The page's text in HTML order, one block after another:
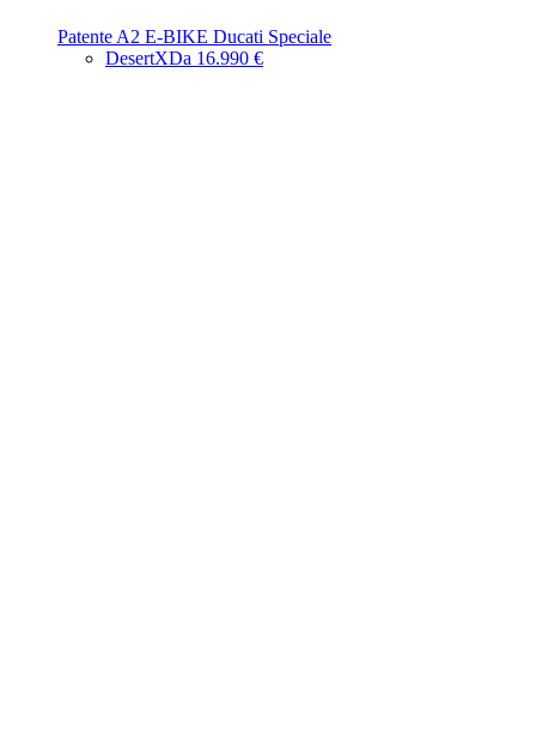
Patente A2 E-BIKE Ducati Speciale
DesertXDa 16.990 €